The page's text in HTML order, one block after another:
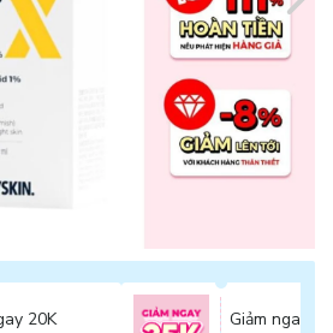
20K
Giảm ngay